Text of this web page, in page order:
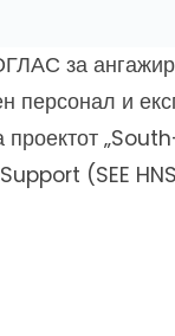
за
персонал и
проектот
(SEE